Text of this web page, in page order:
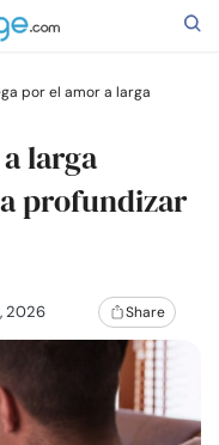
por el amor a larga
larga
profundizar
2026 Share